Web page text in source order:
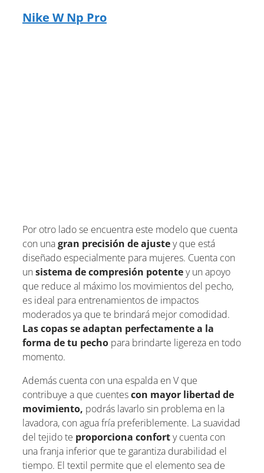
Nike W Np Pro
Por otro lado se encuentra este modelo que cuenta
con unagran precisión de ajustey que está
diseñado especialmente para mujeres. Cuenta con
unsistema de compresión potentey un apoyo
que reduce al máximo los movimientos del pecho,
es ideal para entrenamientos de impactos
moderados ya que te brindará mejor comodidad.
Las copas se adaptan perfectamente a la
forma de tu pecho para brindarte ligereza en todo
momento.
Además cuenta con una espalda en V que
contribuye a que cuentescon mayor libertad de
movimiento, podrás lavarlo sin problema en la
lavadora, con agua fría preferiblemente. La suavidad
del tejido te proporciona conforty cuenta con
una franja inferior que te garantiza durabilidad el
tiempo. El textil permite que el elemento sea de